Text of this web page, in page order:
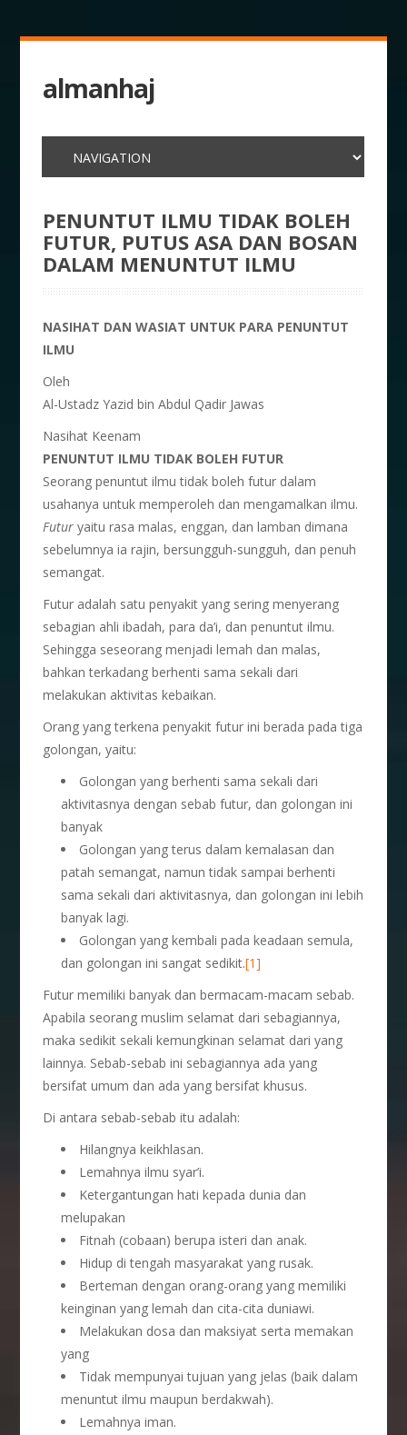
almanhaj
PENUNTUT ILMU TIDAK BOLEH
FUTUR, PUTUS ASA DAN BOSAN
DALAM MENUNTUT ILMU
NASIHAT DAN WASIAT UNTUK PARA PENUNTUT
ILMU
Oleh
Al-Ustadz Yazid bin Abdul Qadir Jawas
Nasihat Keenam
PENUNTUT ILMU TIDAK BOLEH FUTUR
Seorang penuntut ilmu tidak boleh futur dalam
usahanya untuk memperoleh dan mengamalkan ilmu.
Futur yaitu rasa malas, enggan, dan lamban dimana
sebelumnya ia rajin, bersungguh-sungguh, dan penuh
semangat.
Futur adalah satu penyakit yang sering menyerang
sebagian ahli ibadah, para da’i, dan penuntut ilmu.
Sehingga seseorang menjadi lemah dan malas,
bahkan terkadang berhenti sama sekali dari
melakukan aktivitas kebaikan.
Orang yang terkena penyakit futur ini berada pada tiga
golongan, yaitu:
Golongan yang berhenti sama sekali dari
aktivitasnya dengan sebab futur, dan golongan ini
banyak
Golongan yang terus dalam kemalasan dan
patah semangat, namun tidak sampai berhenti
sama sekali dari aktivitasnya, dan golongan ini lebih
banyak lagi.
Golongan yang kembali pada keadaan semula,
dan golongan ini sangat sedikit.[1]
Futur memiliki banyak dan bermacam-macam sebab.
Apabila seorang muslim selamat dari sebagiannya,
maka sedikit sekali kemungkinan selamat dari yang
lainnya. Sebab-sebab ini sebagiannya ada yang
bersifat umum dan ada yang bersifat khusus.
Di antara sebab-sebab itu adalah:
Hilangnya keikhlasan.
Lemahnya ilmu syar’i.
Ketergantungan hati kepada dunia dan
melupakan
Fitnah (cobaan) berupa isteri dan anak.
Hidup di tengah masyarakat yang rusak.
Berteman dengan orang-orang yang memiliki
keinginan yang lemah dan cita-cita duniawi.
Melakukan dosa dan maksiyat serta memakan
yang
Tidak mempunyai tujuan yang jelas (baik dalam
menuntut ilmu maupun berdakwah).
Lemahnya iman.